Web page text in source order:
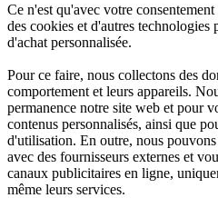
Ce n'est qu'avec votre
des cookies et d'autres
d'achat personnalisée.
Pour ce faire, nous collectons des
comportement et leurs appareils.
permanence notre site web et pour
contenus personnalisés, ainsi que
d'utilisation. En outre, nous
avec des fournisseurs externes et
canaux publicitaires en ligne,
même leurs services.